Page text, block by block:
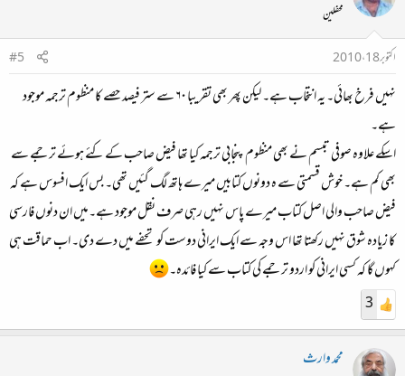
محفلین
اکتوبر 18، 2010
#5
نہیں فرخ بھائی۔ یہ انتخاب ہے۔ لیکن پھر بھی تقریبا ۶۰ سے ستر فیصد حصے کا منظوم ترجمہ موجود
ہے۔
اسکے علاوہ صوفی تبسم نے بھی منظوم پنجابی ترجمہ کیا تھا فیض صاحب کے کئے ہوئے ترجمے سے
بھی کم ہے۔ خوش قسمتی سے ہ دونوں کتابیں میرے ہاتھ لگ گئیں تھی۔ بس ایک افسوس ہے کہ
فیض صاحب والی اصل کتاب میرے پاس نہیں رہی صرف نقل موجود ہے۔میں ان دنوں فارسی
کا زیادہ شوق نہیں رکھتا تھا اس وجہ سے ایک ایرانی دوست کو تحفے میں دے دی۔ اب حماقت ہی
کہوں گا کہ کسی ایرانی کو اردو ترجمے کی کتاب سے کیا فائدہ۔
3
محمد وارث